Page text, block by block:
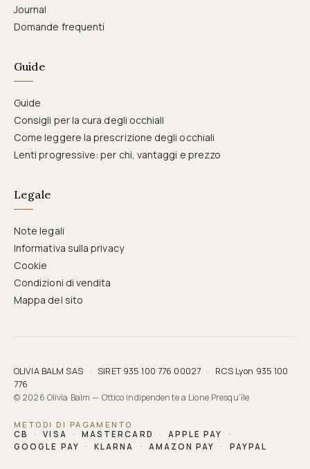
Journal
Domande frequenti
Guide
Guide
Consigli per la cura degli occhiali
Come leggere la prescrizione degli occhiali
Lenti progressive: per chi, vantaggi e prezzo
Legale
Note legali
Informativa sulla privacy
Cookie
Condizioni di vendita
Mappa del sito
OLIVIA BALM SAS · SIRET 935 100 776 00027 ·
RCS Lyon 935 100
776
© 2026 Olivia Balm — Ottico indipendente a Lione Presqu'île
METODI DI PAGAMENTO
CB
· VISA · MASTERCARD · APPLE PAY
·
GOOGLE PAY
· KLARNA · AMAZON PAY · PAYPAL